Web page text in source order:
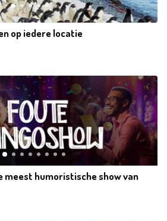
op iedere locatie
meest humoristische show van